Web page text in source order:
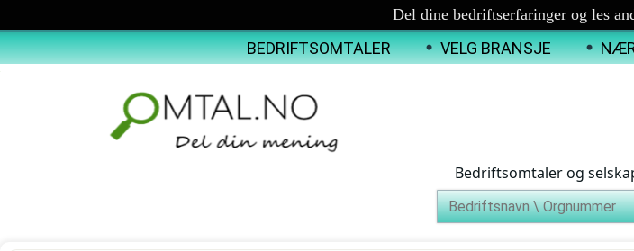
Del dine bedriftserfaringer og les
BEDRIFTSOMTALER VELG BRANSJE
Bedriftsomtaler og